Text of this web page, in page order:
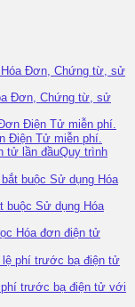
Đơn, Chứng từ, sử
Điện Tử miễn phí.
Quy trình
buộc Sử dụng Hóa
Hóa đơn điện tử
phí trước bạ điện tử với